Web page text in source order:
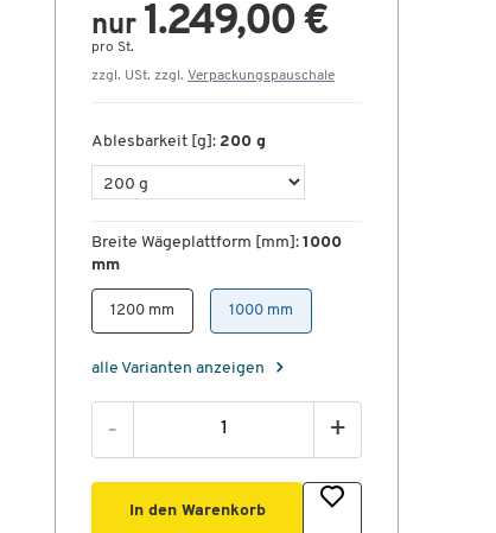
nur 1.249,00 €
pro St.
zzgl. USt. zzgl. Verpackungspauschale
Ablesbarkeit [g]: 200 g
Breite Wägeplattform [mm]: 1000
mm
1200 mm 1000 mm
alle Varianten anzeigen
- +
In den Warenkorb